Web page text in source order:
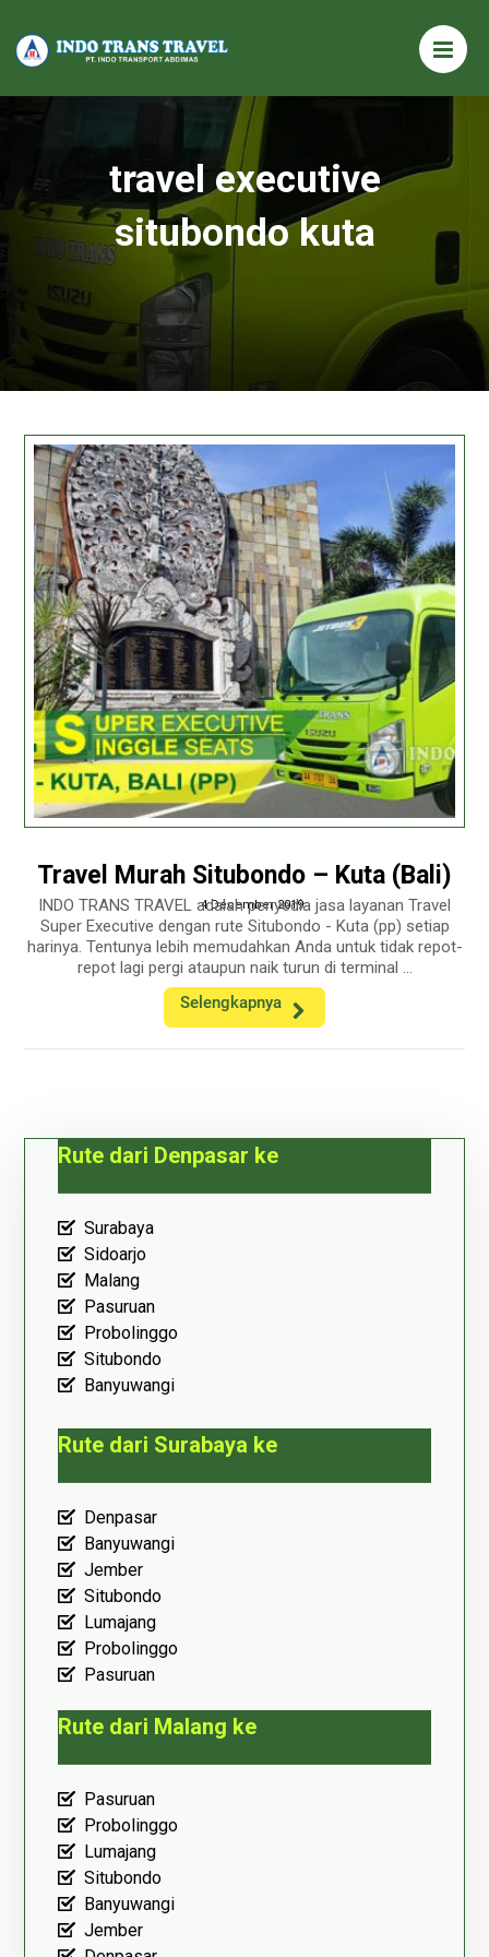
travel executive
situbondo kuta
Travel Murah Situbondo – Kuta (Bali)
4 December 2019
INDO TRANS TRAVEL adalah penyedia jasa layanan Travel
Super Executive dengan rute Situbondo - Kuta (pp) setiap
harinya. Tentunya lebih memudahkan Anda untuk tidak repot-
repot lagi pergi ataupun naik turun di terminal ...
Selengkapnya
Rute dari Denpasar ke
Surabaya
Sidoarjo
Malang
Pasuruan
Probolinggo
Situbondo
Banyuwangi
Rute dari Surabaya ke
Denpasar
Banyuwangi
Jember
Situbondo
Lumajang
Probolinggo
Pasuruan
Rute dari Malang ke
Pasuruan
Probolinggo
Lumajang
Situbondo
Banyuwangi
Jember